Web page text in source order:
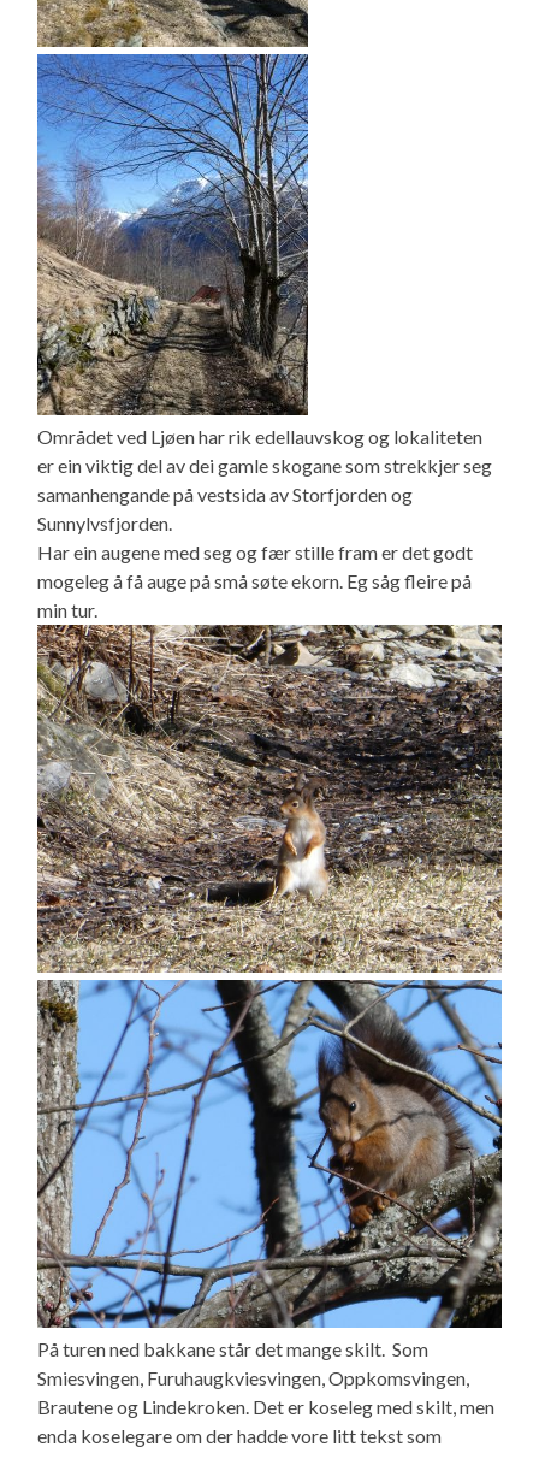
Området ved Ljøen har rik edellauvskog og lokaliteten
er ein viktig del av dei gamle skogane som strekkjer seg
samanhengande på vestsida av Storfjorden og
Sunnylvsfjorden.
Har ein augene med seg og fær stille fram er det godt
mogeleg å få auge på små søte ekorn. Eg såg fleire på
min tur.
På turen ned bakkane står det mange skilt. Som
Smiesvingen, Furuhaugkviesvingen, Oppkomsvingen,
Brautene og Lindekroken. Det er koseleg med skilt, men
enda koselegare om der hadde vore litt tekst som